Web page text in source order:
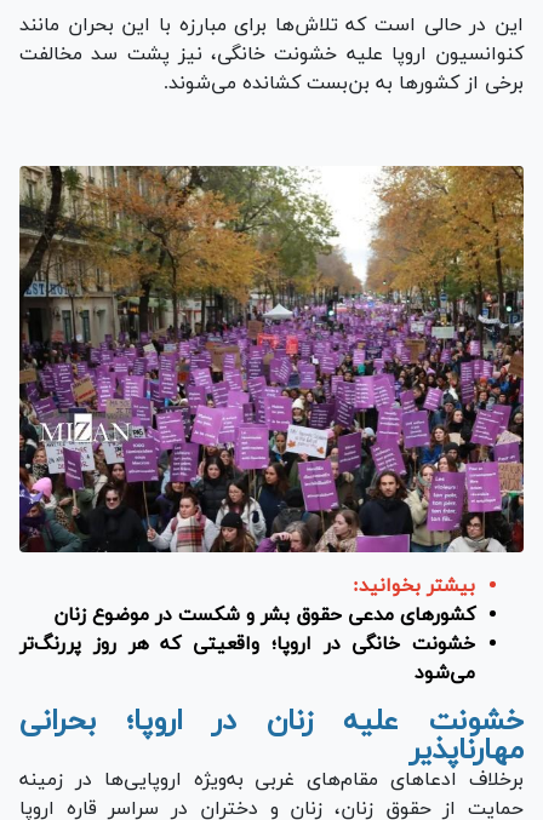
این در حالی است که تلاش‌ها برای مبارزه با این بحران مانند
کنوانسیون اروپا علیه خشونت خانگی، نیز پشت سد مخالفت
برخی از کشور‌ها به بن‌بست کشانده می‌شوند.
بیشتر بخوانید:
کشور‌های مدعی حقوق بشر و شکست در موضوع زنان
خشونت خانگی در اروپا؛ واقعیتی که هر روز پررنگ‌تر
می‌شود
خشونت علیه زنان در اروپا؛ بحرانی
مهارناپذیر
برخلاف ادعا‌های مقام‌های غربی به‌ویژه اروپایی‌ها در زمینه
حمایت از حقوق زنان، زنان و دختران در سراسر قاره اروپا